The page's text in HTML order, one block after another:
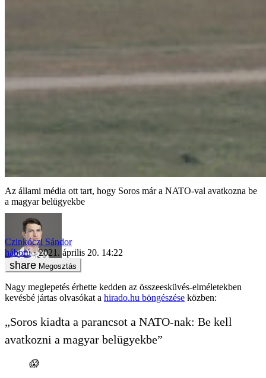
Az állami média ott tart, hogy Soros már a NATO-val avatkozna be
a magyar belügyekbe
Czinkóczi Sándor
háború
2021. április 20. 14:22
Megosztás
Nagy meglepetés érhette kedden az összeesküvés-elméletekben
kevésbé jártas olvasókat a hirado.hu böngészése közben:
„Soros kiadta a parancsot a NATO-nak: Be kell
avatkozni a magyar belügyekbe”
😱